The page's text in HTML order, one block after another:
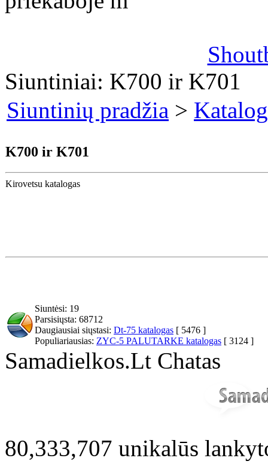
Siuntiniai: K700 ir K701
Siuntinių pradžia >
K700 ir K701
Kirovetsu katalogas
Siuntėsi: 19
Parsisiųsta: 68712
Daugiausiai siųstasi: Dt-75 katalogas [ 5476 ]
Populiariausias: ZYC-5 PALUTARKE katalogas [ 3124 ]
Samadielkos.Lt Chatas
80,333,707 unikalūs